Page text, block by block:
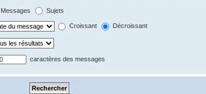
Messages Sujets
Croissant Décroissant
caractères des messages